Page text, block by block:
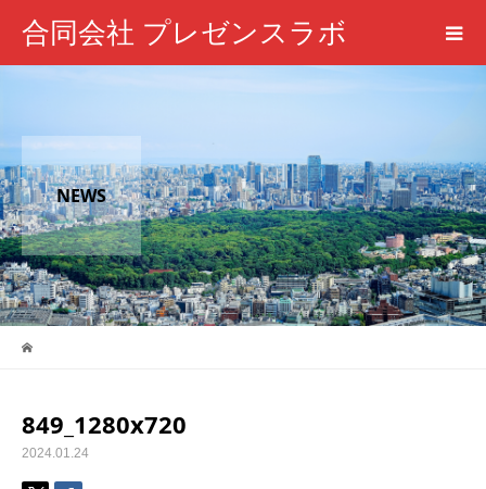
合同会社 プレゼンスラボ
NEWS
849_1280x720
2024.01.24